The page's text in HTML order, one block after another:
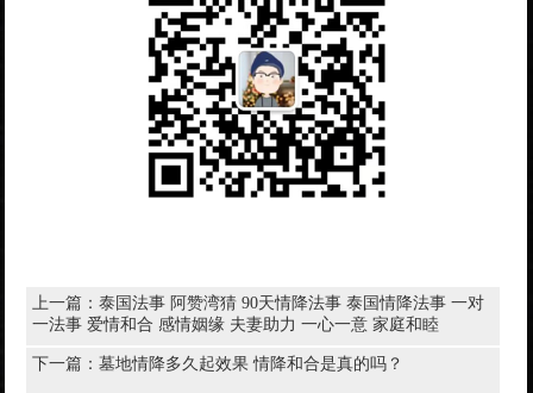
上一篇：泰国法事 阿赞湾猜 90天情降法事 泰国情降法事 一对
一法事 爱情和合 感情姻缘 夫妻助力 一心一意 家庭和睦
下一篇：墓地情降多久起效果 情降和合是真的吗？